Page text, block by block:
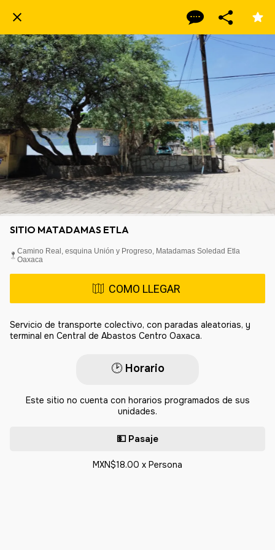
SITIO MATADAMAS ETLA
Camino Real, esquina Unión y Progreso, Matadamas Soledad Etla
Oaxaca
COMO LLEGAR
Servicio de transporte colectivo, con paradas aleatorias, y
terminal en Central de Abastos Centro Oaxaca.
🕑​ Horario
Este sitio no cuenta con horarios programados de sus
unidades.
💵 Pasaje
MXN$18.00 x Persona